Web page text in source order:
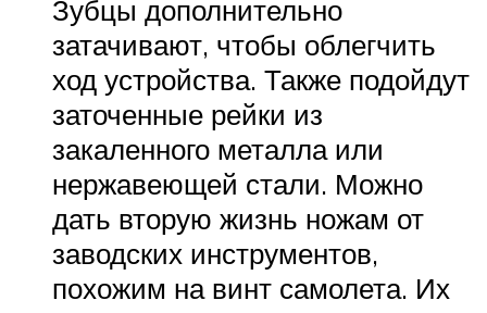
Зубцы дополнительно
затачивают, чтобы облегчить
ход устройства. Также подойдут
заточенные рейки из
закаленного металла или
нержавеющей стали. Можно
дать вторую жизнь ножам от
заводских инструментов,
похожим на винт самолета. Их